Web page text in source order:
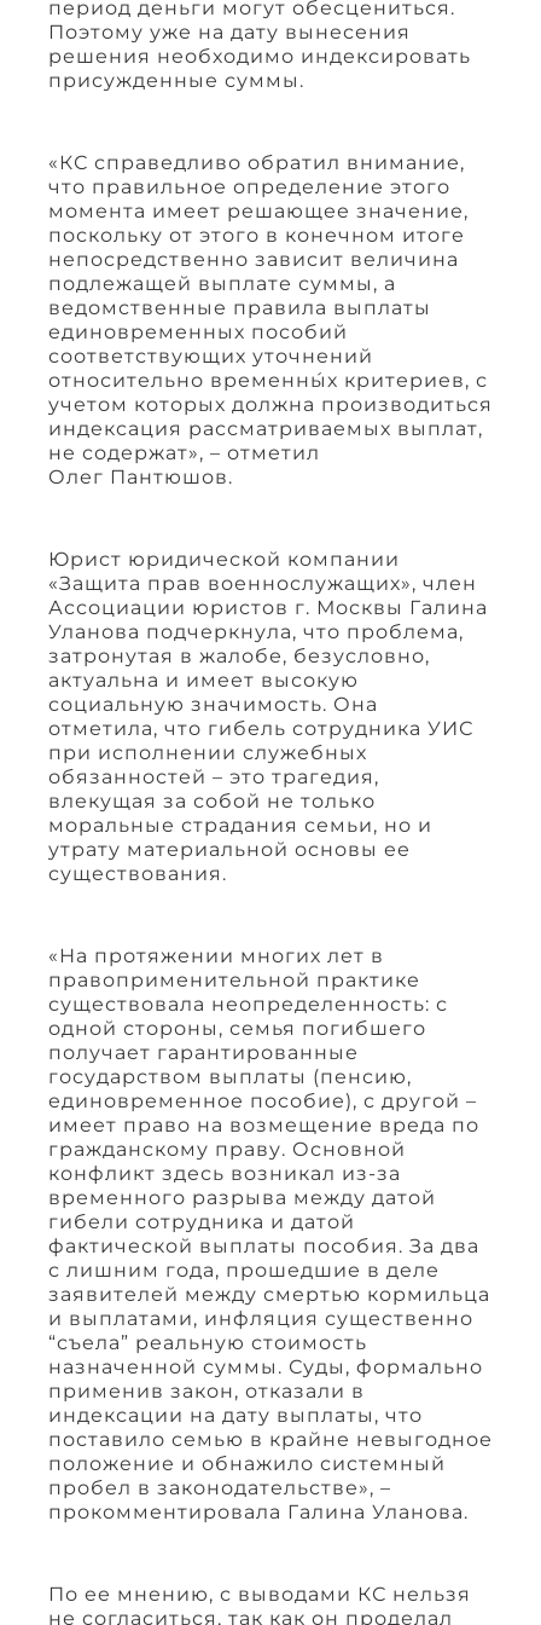
период деньги могут обесцениться.
Поэтому уже на дату вынесения
решения необходимо индексировать
присужденные суммы.
«КС справедливо обратил внимание,
что правильное определение этого
момента имеет решающее значение,
поскольку от этого в конечном итоге
непосредственно зависит величина
подлежащей выплате суммы, а
ведомственные правила выплаты
единовременных пособий
соответствующих уточнений
относительно временны́х критериев, с
учетом которых должна производиться
индексация рассматриваемых выплат,
не содержат», – отметил
Олег Пантюшов.
Юрист юридической компании
«Защита прав военнослужащих», член
Ассоциации юристов г. Москвы Галина
Уланова подчеркнула, что проблема,
затронутая в жалобе, безусловно,
актуальна и имеет высокую
социальную значимость. Она
отметила, что гибель сотрудника УИС
при исполнении служебных
обязанностей – это трагедия,
влекущая за собой не только
моральные страдания семьи, но и
утрату материальной основы ее
существования.
«На протяжении многих лет в
правоприменительной практике
существовала неопределенность: с
одной стороны, семья погибшего
получает гарантированные
государством выплаты (пенсию,
единовременное пособие), с другой –
имеет право на возмещение вреда по
гражданскому праву. Основной
конфликт здесь возникал из-за
временного разрыва между датой
гибели сотрудника и датой
фактической выплаты пособия. За два
с лишним года, прошедшие в деле
заявителей между смертью кормильца
и выплатами, инфляция существенно
“съела” реальную стоимость
назначенной суммы. Суды, формально
применив закон, отказали в
индексации на дату выплаты, что
поставило семью в крайне невыгодное
положение и обнажило системный
пробел в законодательстве», –
прокомментировала Галина Уланова.
По ее мнению, с выводами КС нельзя
не согласиться, так как он проделал